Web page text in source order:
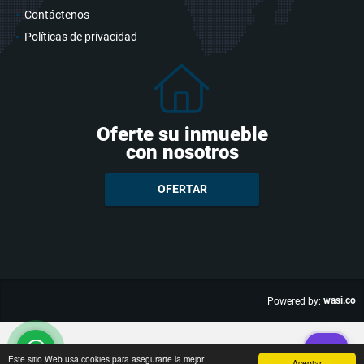
Este sitio Web usa cookies para asegurarte la mejor
Contáctenos
Políticas de privacidad
Oferte su inmueble
con nosotros
OFERTAR
Powered by: wasi.co